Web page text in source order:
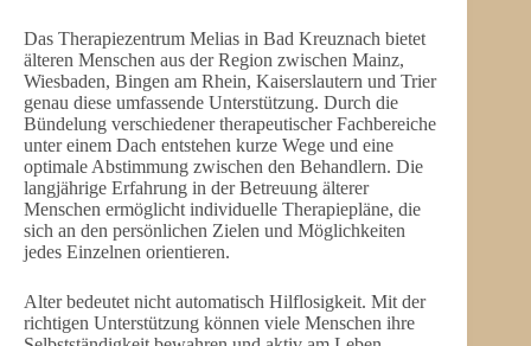
Das Therapiezentrum Melias in Bad Kreuznach bietet
älteren Menschen aus der Region zwischen Mainz,
Wiesbaden, Bingen am Rhein, Kaiserslautern und Trier
genau diese umfassende Unterstützung. Durch die
Bündelung verschiedener therapeutischer Fachbereiche
unter einem Dach entstehen kurze Wege und eine
optimale Abstimmung zwischen den Behandlern. Die
langjährige Erfahrung in der Betreuung älterer
Menschen ermöglicht individuelle Therapiepläne, die
sich an den persönlichen Zielen und Möglichkeiten
jedes Einzelnen orientieren.
Alter bedeutet nicht automatisch Hilflosigkeit. Mit der
richtigen Unterstützung können viele Menschen ihre